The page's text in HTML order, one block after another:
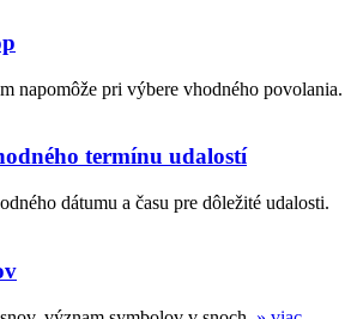
napomôže pri výbere vhodného povolania.
termínu udalostí
dátumu a času pre dôležité udalosti.